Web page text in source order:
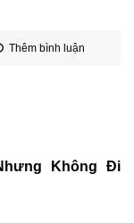
Thêm bình luận
Không Đi